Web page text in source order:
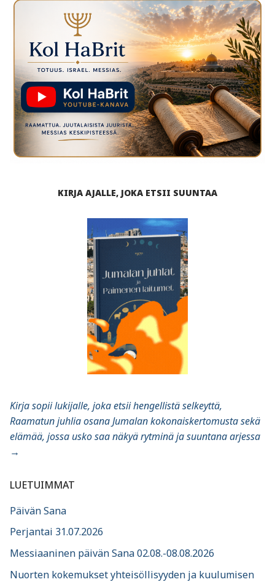
KIRJA AJALLE, JOKA ETSII SUUNTAA
Kirja sopii lukijalle, joka etsii hengellistä selkeyttä,
Raamatun juhlia osana Jumalan kokonaiskertomusta sekä
elämää, jossa usko saa näkyä rytminä ja suuntana arjessa
→
LUETUIMMAT
Päivän Sana
Perjantai 31.07.2026
Messiaaninen päivän Sana 02.08.-08.08.2026
Nuorten kokemukset yhteisöllisyyden ja kuulumisen